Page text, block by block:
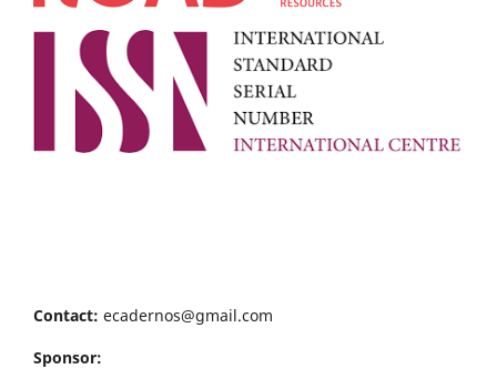
Contact: ecadernos@gmail.com
Sponsor: